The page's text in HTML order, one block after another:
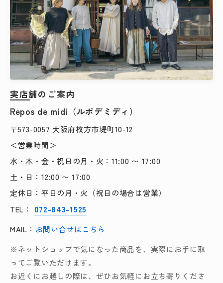
実店舗のご案内
Repos de midi（ルポデミディ）
〒573-0057 大阪府枚方市堤町10-12
＜営業時間＞
水・木・金・祝日の月・火：11:00 〜 17:00
土・日：12:00 〜 17:00
定休日：平日の月・火（祝日の場合は営業）
TEL：
072-843-1525
MAIL： お問い合せはこちら
※ネットショップで気になった商品を、実際にお手に取
ってご覧いただけます。
お近くにお越しの際は、ぜひお気軽にお立ち寄りくださ